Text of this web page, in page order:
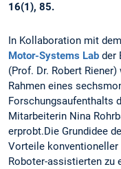
16(1), 85.
In Kollaboration mit dem
Motor-Systems Lab der
(Prof. Dr. Robert Riener)
Rahmen eines
Forschungsaufenthalts
Mitarbeiterin Nina
erprobt.Die Grundidee
Vorteile
Roboter-assistierten zu